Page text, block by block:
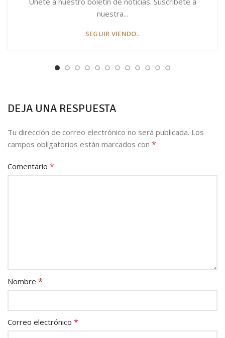
nuestra...
SEGUIR VIENDO..
DEJA UNA RESPUESTA
Tu dirección de correo electrónico no será publicada. Los
campos obligatorios están marcados con *
Comentario *
Nombre *
Correo electrónico *